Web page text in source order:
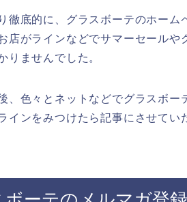
徹底的に、グラスボーテのホー
店がラインなどでサマーセール
りませんでした。
、色々とネットなどでグラスボ
インをみつけたら記事にさせてい